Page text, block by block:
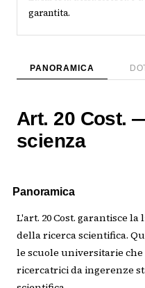
garantita.
PANORAMICA
Art. 20 Cost.
scienza
Panoramica
L'art. 20 Cost. garantisce
della ricerca scientifica.
le scuole universitarie
ricercatrici da ingerenze